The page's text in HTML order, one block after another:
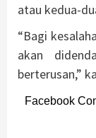
atau kedua-
“Bagi
akan
berterusan,”
Facebook